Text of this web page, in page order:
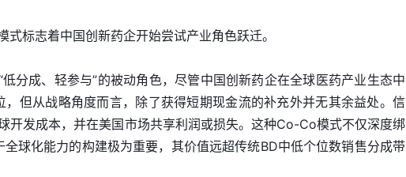
式标志着中国创新药企开始尝试产业角色跃迁。
分成、轻参与”的被动角色，尽管中国创新药企在全球医药产业生态中
，但从战略角度而言，除了获得短期现金流的补充外并无其余益处。信
开发成本，并在美国市场共享利润或损失。这种Co-Co模式不仅深度绑
球化能力的构建极为重要，其价值远超传统BD中低个位数销售分成带